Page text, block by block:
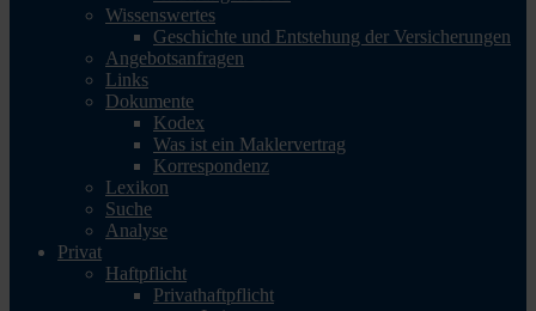
Wissenswertes
Geschichte und Entstehung der Versicherungen
Angebotsanfragen
Links
Dokumente
Kodex
Was ist ein Maklervertrag
Korrespondenz
Lexikon
Suche
Analyse
Privat
Haftpflicht
Privathaftpflicht